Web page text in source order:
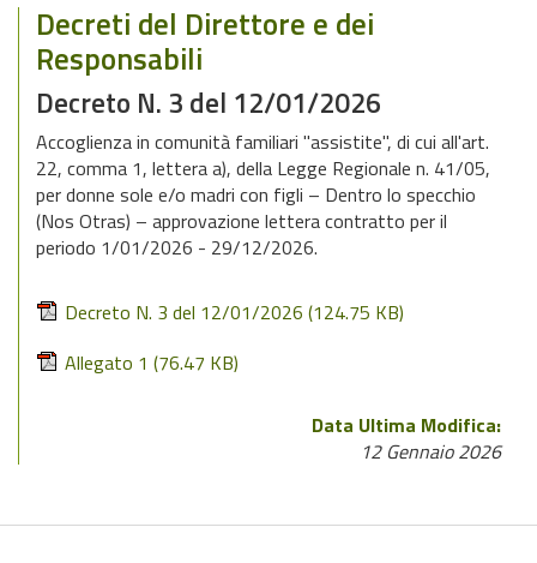
Decreti del Direttore e dei
Responsabili
Decreto N. 3 del 12/01/2026
Accoglienza in comunità familiari "assistite", di cui all'art.
22, comma 1, lettera a), della Legge Regionale n. 41/05,
per donne sole e/o madri con figli – Dentro lo specchio
(Nos Otras) – approvazione lettera contratto per il
periodo 1/01/2026 - 29/12/2026.
Decreto N. 3 del 12/01/2026 (124.75 KB)
Allegato 1 (76.47 KB)
Data Ultima Modifica:
12 Gennaio 2026